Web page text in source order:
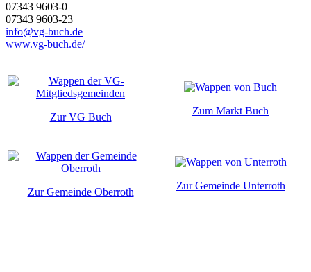
07343 9603-0
07343 9603-23
info@vg-buch.de
www.vg-buch.de/
Zur VG Buch
Zum Markt Buch
Zur Gemeinde Oberroth
Zur Gemeinde Unterroth